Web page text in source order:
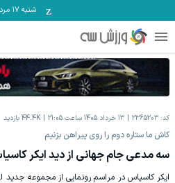
شنبه ۱۷ مرداد
کد: 2365203 13 خرداد 1405 ساعت 21:05 44.4K بازدید
‫کاش ما ستاره دوم را روی پیراهن بزنیم
سه مدعی جام جهانی از دید ایکر
‫ایکر کاسیاس در مراسم رونمایی از مجموعه جدید